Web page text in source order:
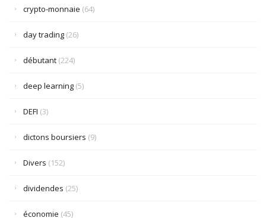
crypto-monnaie (64)
day trading (26)
débutant (224)
deep learning (5)
DEFI (3)
dictons boursiers (9)
Divers (152)
dividendes (25)
économie (45)